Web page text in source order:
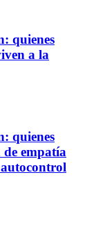
quienes
a la
quienes
empatía